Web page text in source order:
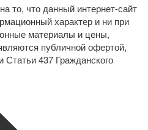
то, что данный интернет-сайт
характер и ни при
материалы и цены,
публичной офертой,
437 Гражданского